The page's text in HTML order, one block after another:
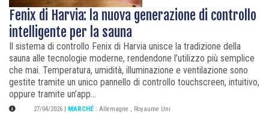
Fenix di Harvia: la nuova generazione di controllo
intelligente per la sauna
Il sistema di controllo Fenix di Harvia unisce la tradizione della
sauna alle tecnologie moderne, rendendone l’utilizzo più semplice
che mai. Temperatura, umidità, illuminazione e ventilazione sono
gestite tramite un unico pannello di controllo touchscreen, intuitivo,
oppure tramite un’app...
27/04/2026 MARCHÉ : Allemagne , Royaume Uni